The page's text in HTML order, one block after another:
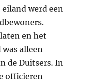
werd een
en het
alleen
de Duitsers. In
officieren